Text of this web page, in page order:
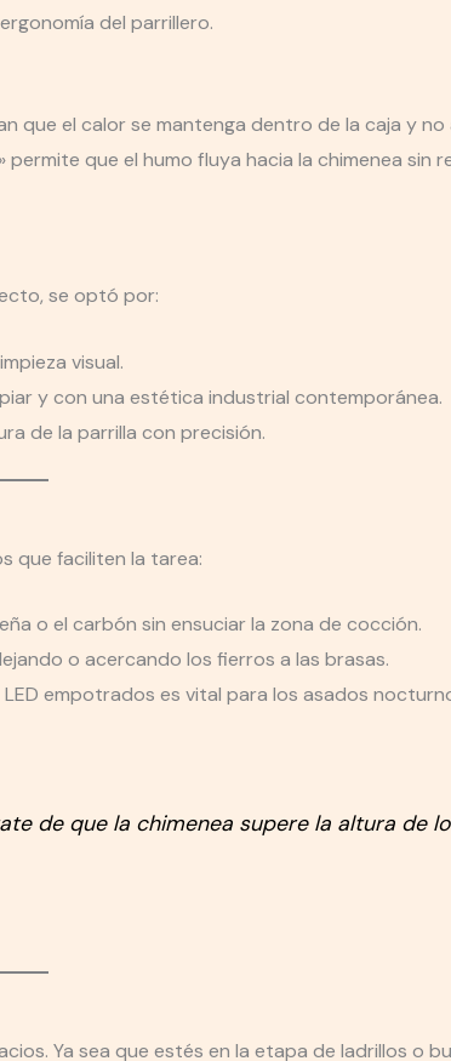
del parrillero.
que el calor se mantenga dentro de la caja y
que el humo fluya hacia la chimenea sin
se optó por:
visual.
y con una estética industrial contemporánea.
de la parrilla con precisión.
que faciliten la tarea:
o el carbón sin ensuciar la zona de cocción.
o acercando los fierros a las brasas.
empotrados es vital para los asados
de que la chimenea supere la altura de
Ya sea que estés en la etapa de ladrillos o